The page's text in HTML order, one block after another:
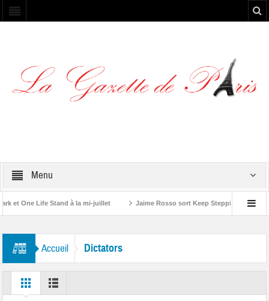
Menu
et One Life Stand à la mi-juillet Jaime Rosso sort Keep Stepping, son
Accueil Dictators